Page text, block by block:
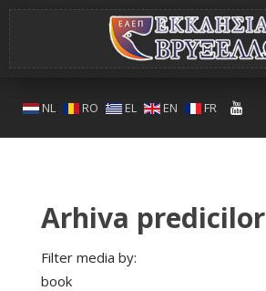
NL RO EL EN FR
Arhiva predicilor
Filter media by:
book